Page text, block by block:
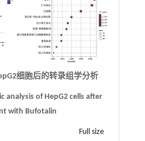
细胞后的转录组学分析
analysis of HepG2 cells after
with Bufotalin
Full size